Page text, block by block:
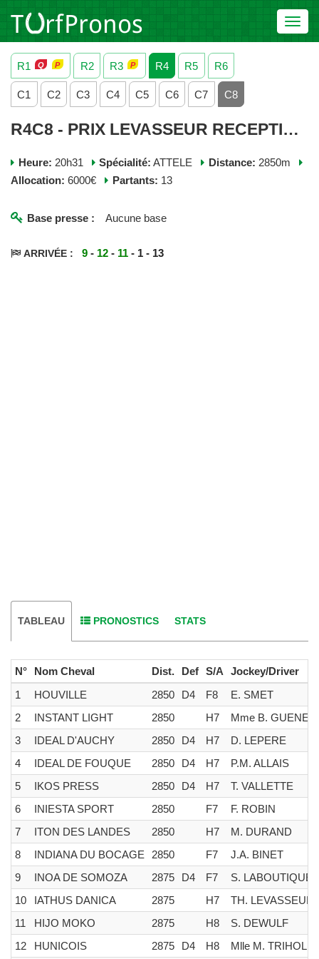
R1
R2 R3 R4 R5 R6
C1 C2 C3 C4 C5 C6 C7 C8
R4C8 - PRIX LEVASSEUR RECEPTIONS - LUNDI 27 JANVIER 2025
Heure: 20h31 Spécialité: ATTELE Distance: 2850m
Allocation: 6000€ Partants: 13
Base presse : Aucune base
ARRIVÉE : 9 - 12 - 11 - 1 - 13
TABLEAU PRONOSTICS STATS
N° Nom Cheval Dist. Def S/A
Jockey/Driver
1
HOUVILLE 2850 D4 F8
E. SMET
2
INSTANT LIGHT 2850 H7
Mme B. GUENET
3
IDEAL D'AUCHY 2850 D4 H7
D. LEPERE
4
IDEAL DE FOUQUE 2850 D4 H7
P.M. ALLAIS
5
IKOS PRESS 2850 D4 H7
T. VALLETTE
6
INIESTA SPORT 2850 F7
F. ROBIN
7
ITON DES LANDES 2850 H7
M. DURAND
8
INDIANA DU BOCAGE 2850 F7
J.A. BINET
9
INOA DE SOMOZA 2875 D4 F7
S. LABOUTIQUE
10
IATHUS DANICA 2875 H7
TH. LEVASSEUR
11
HIJO MOKO 2875 H8
S. DEWULF
12
HUNICOIS 2875 D4 H8 Mlle M.